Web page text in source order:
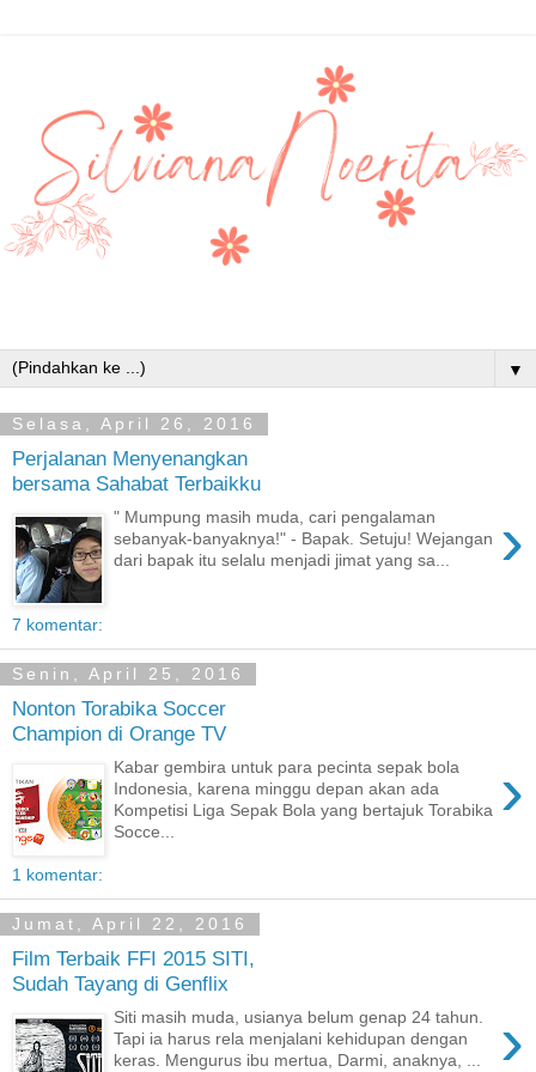
▼
Selasa, April 26, 2016
Perjalanan Menyenangkan
bersama Sahabat Terbaikku
›
" Mumpung masih muda, cari pengalaman
sebanyak-banyaknya!" - Bapak. Setuju! Wejangan
dari bapak itu selalu menjadi jimat yang sa...
7 komentar:
Senin, April 25, 2016
Nonton Torabika Soccer
Champion di Orange TV
›
Kabar gembira untuk para pecinta sepak bola
Indonesia, karena minggu depan akan ada
Kompetisi Liga Sepak Bola yang bertajuk Torabika
Socce...
1 komentar:
Jumat, April 22, 2016
Film Terbaik FFI 2015 SITI,
Sudah Tayang di Genflix
›
Siti masih muda, usianya belum genap 24 tahun.
Tapi ia harus rela menjalani kehidupan dengan
keras. Mengurus ibu mertua, Darmi, anaknya, ...